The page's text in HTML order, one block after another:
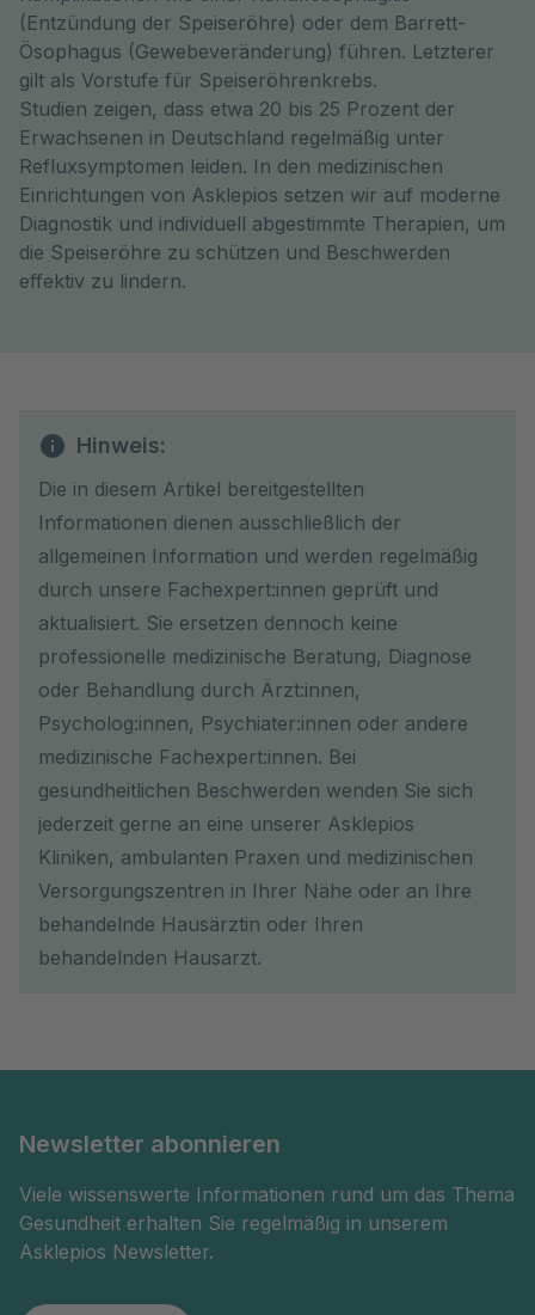
(Entzündung der Speiseröhre) oder dem Barrett-
Ösophagus (Gewebeveränderung) führen. Letzterer
gilt als Vorstufe für Speiseröhrenkrebs.
Studien zeigen, dass etwa 20 bis 25 Prozent der
Erwachsenen in Deutschland regelmäßig unter
Refluxsymptomen leiden. In den medizinischen
Einrichtungen von Asklepios setzen wir auf moderne
Diagnostik und individuell abgestimmte Therapien, um
die Speiseröhre zu schützen und Beschwerden
effektiv zu lindern.
Hinweis:
Die in diesem Artikel bereitgestellten
Informationen dienen ausschließlich der
allgemeinen Information und werden regelmäßig
durch unsere Fachexpert:innen geprüft und
aktualisiert. Sie ersetzen dennoch keine
professionelle medizinische Beratung, Diagnose
oder Behandlung durch Ärzt:innen,
Psycholog:innen, Psychiater:innen oder andere
medizinische Fachexpert:innen. Bei
gesundheitlichen Beschwerden wenden Sie sich
jederzeit gerne an eine unserer Asklepios
Kliniken, ambulanten Praxen und medizinischen
Versorgungszentren in Ihrer Nähe oder an Ihre
behandelnde Hausärztin oder Ihren
behandelnden Hausarzt.
Newsletter abonnieren
Viele wissenswerte Informationen rund um das Thema
Gesundheit erhalten Sie regelmäßig in unserem
Asklepios Newsletter.